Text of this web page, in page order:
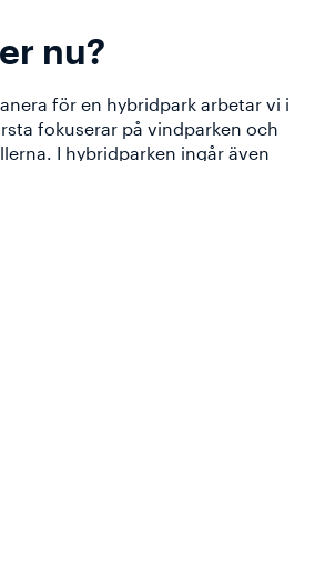
nu?
för en hybridpark arbetar vi i
fokuserar på vindparken och
I hybridparken ingår även